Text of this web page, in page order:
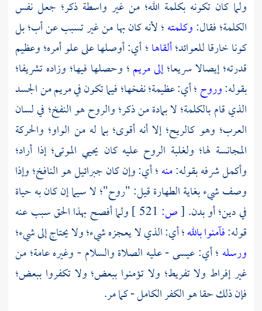
ولما كان تكونه بكلمة الله؛ من غير واسطة ذكر؛ جعل نفس
الكلمة؛ فقال:وكلمته؛ لأنه كان بها من غير تسبب عن أب؛ بل
كونا خارقا للعوائد؛ألقاها؛ أي: أوصلها على علو أمره؛ وعظيم
قدرته؛ إيصالا سريعا؛إلى مريم؛ وحصلها فيها؛ وزاده تشريفا؛
بقوله:وروح؛ أي: عظيمة؛ نفخها؛ فيما تكون فيمريممن الجسد
الذي قام بالكلمة؛ لا بمادة من ذكر؛ والروح هو النفخ؛ في لسان
العرب؛ وهو كالريح؛ إلا أنه أقوى؛ بما له من الواو؛ والحركة
المجانسة لها؛ ولغلبة الروح عليه كان يحيي الموتى؛ إذا أراد؛
وأكمل شرفه بقوله:منه؛ أي: وإن كانجبرائيلهو النافخ؛ وإذا
وصف شيء بغاية الطهارة قيل: "روح"؛ لا سيما إن كان به حياة
في دين؛ أو بدن. [ص:
ولما أفصح بهذا الحق سبب عنه
قوله:فآمنوا بالله؛ أي: الذي لا يعجزه شيء؛ ولا يحتاج إلى شيء؛
ورسله ؛ أي:عيسى- عليه الصلاة والسلام - وغيره عامة؛ من
غير إفراط ولا تفريط؛ ولا تؤمنوا ببعض؛ ولا تكفروا ببعض؛
فإن ذلك حقا هو الكفر الكامل - كما مر.